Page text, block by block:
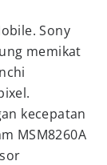
Sony
memikat
kecepatan
MSM8260A